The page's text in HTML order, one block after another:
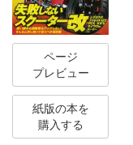
ページ
プレビュー
紙版の本を
購入する